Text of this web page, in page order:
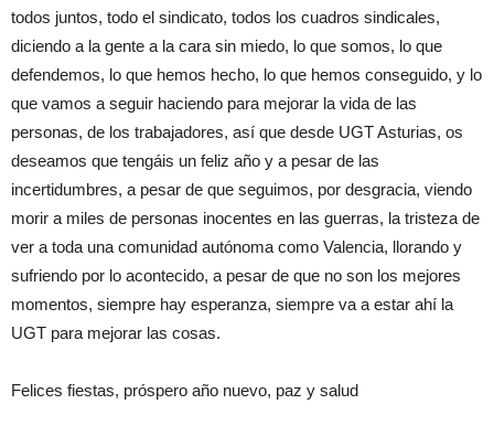
todos juntos, todo el sindicato, todos los cuadros sindicales,
diciendo a la gente a la cara sin miedo, lo que somos, lo que
defendemos, lo que hemos hecho, lo que hemos conseguido, y lo
que vamos a seguir haciendo para mejorar la vida de las
personas, de los trabajadores, así que desde UGT Asturias, os
deseamos que tengáis un feliz año y a pesar de las
incertidumbres, a pesar de que seguimos, por desgracia, viendo
morir a miles de personas inocentes en las guerras, la tristeza de
ver a toda una comunidad autónoma como Valencia, llorando y
sufriendo por lo acontecido, a pesar de que no son los mejores
momentos, siempre hay esperanza, siempre va a estar ahí la
UGT para mejorar las cosas.
Felices fiestas, próspero año nuevo, paz y salud